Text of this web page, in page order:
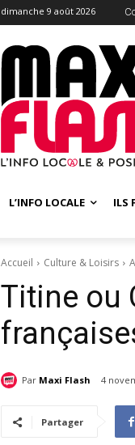
dimanche 9 août 2026
L’INFO LOCALE ILS
Accueil Culture & Loisirs
Titine ou
Par Maxi Flash 4
Partager